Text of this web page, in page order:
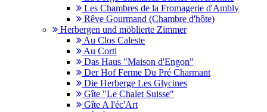
Les Chambres de la Fromagerie d'Ambly
Rêve Gourmand (Chambre d'hôte)
Herbergen und möblierte Zimmer
Au Clos Caleste
Au Corti
Das Haus "Maison d'Engon"
Der Hof Ferme Du Pré Charmant
Die Herberge Les Glycines
Gîte "Le Chalet Suisse"
Gîte A l'éc'Art